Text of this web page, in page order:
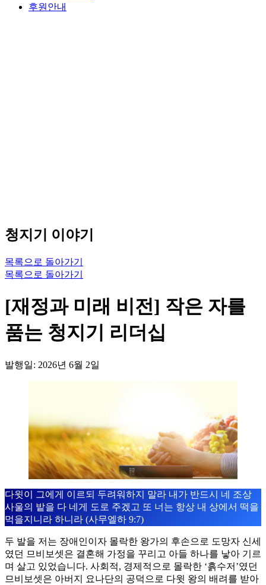
후원안내
청지기 이야기
목록으로 돌아가기
목록으로 돌아가기
[재정과 미래 비전] 작은 자를
품는 청지기 리더십
발행일: 2026년 6월 2일
다윗이 그에게 이르되 두려워하지 말라 내가 반드시 네 조상
사울의 밭을 다 네게 도로 주겠고 또 너는 항상 내 상에서 떡을
먹을지니라 하니라 (사무엘하 9:7)
두 발을 저는 장애인이자 몰락한 왕가의 후손으로 도망자 신세
였던 므비보셋은 결혼해 가정을 꾸리고 아들 하나를 낳아 기르
며 살고 있었습니다. 사회적, 경제적으로 몰락한 ‘흙수저’였던
므비보셋은 아버지 요나단의 공덕으로 다윗 왕의 배려를 받아